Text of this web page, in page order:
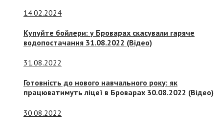
14.02.2024
Купуйте бойлери: у Броварах скасували гаряче
водопостачання 31.08.2022 (Відео)
31.08.2022
Готовність до нового навчального року: як
працюватимуть ліцеї в Броварах 30.08.2022 (Відео)
30.08.2022